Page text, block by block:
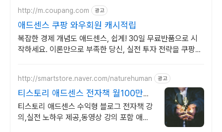
http://m.coupang.com 광고
애드센스 쿠팡 와우회원 캐시적립
복잡한 경제 개념도 애드센스, 쉽게! 30일 무료반품으로 시
작하세요. 이론만으로 부족한 당신, 실전 투자 전략을 쿠팡에
http://smartstore.naver.com/naturehuman 광고
티스토리 애드센스 전자책 월100만원
고정 수익발생!
티스토리 애드센스 수익형 블로그 전자책 강
의,실전 노하우 제공,동영상 강의 포함 애드